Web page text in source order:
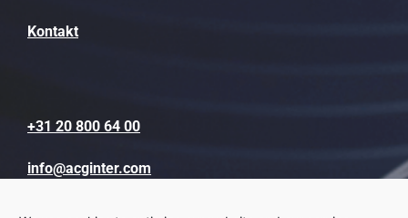
Kontakt
+31 20 800 64 00
info@acginter.com